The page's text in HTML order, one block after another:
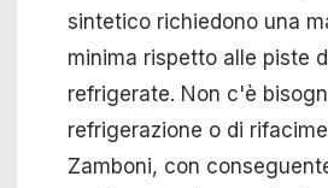
sintetico richiedono una
minima rispetto alle piste
refrigerate. Non c'è
refrigerazione o di
Zamboni, con